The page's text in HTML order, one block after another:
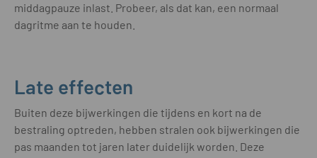
middagpauze inlast. Probeer, als dat kan, een normaal
dagritme aan te houden.
Late effecten
Buiten deze bijwerkingen die tijdens en kort na de
bestraling optreden, hebben stralen ook bijwerkingen die
pas maanden tot jaren later duidelijk worden. Deze